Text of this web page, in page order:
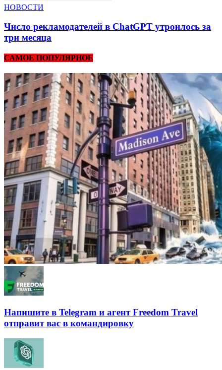
НОВОСТИ
Число рекламодателей в ChatGPT утроилось за
три месяца
САМОЕ ПОПУЛЯРНОЕ
Напишите в Telegram и агент Freedom Travel
отправит вас в командировку